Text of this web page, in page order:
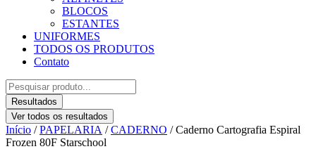
BLOCOS
ESTANTES
UNIFORMES
TODOS OS PRODUTOS
Contato
Pesquisar
...Resultados
Ver todos os resultados
Início /PAPELARIA /CADERNO / Caderno Cartografia Espiral
Frozen 80F Starschool